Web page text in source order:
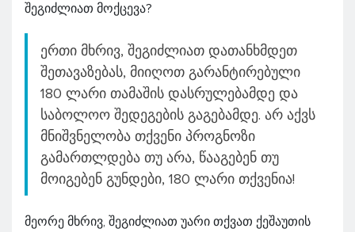
შეგიძლიათ მოქცევა?
ერთი მხრივ, შეგიძლიათ დათანხმდეთ
შეთავაზებას, მიიღოთ გარანტირებული
180 ლარი თამაშის დასრულებამდე და
საბოლოო შედეგების გაგებამდე. არ აქვს
მნიშვნელობა თქვენი პროგნოზი
გამართლდება თუ არა, წააგებენ თუ
მოიგებენ გუნდები, 180 ლარი თქვენია!
მეორე მხრივ, შეგიძლიათ უარი თქვათ ქეშაუთის